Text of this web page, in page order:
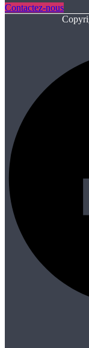
Contactez-nous